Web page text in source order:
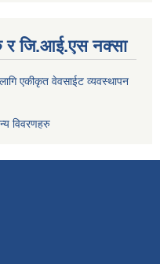
र जि.आई.एस नक्सा
एकीकृत वेवसाईट व्यवस्थापन
विवरणहरु